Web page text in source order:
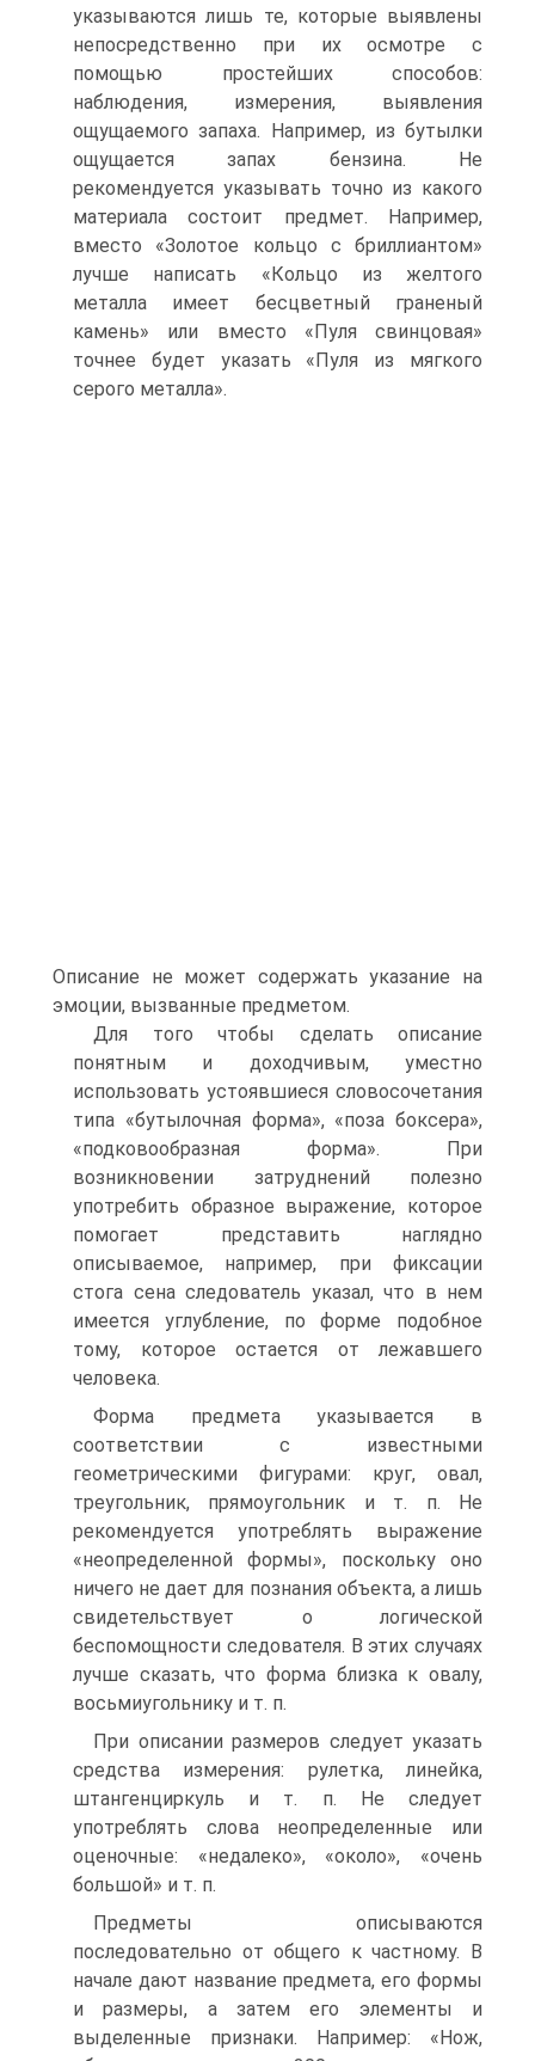
указываются лишь те, которые выявлены
непосредственно при их осмотре с
помощью простейших способов:
наблюдения, измерения, выявления
ощущаемого запаха. Например, из бутылки
ощущается запах бензина. Не
рекомендуется указывать точно из какого
материала состоит предмет. Например,
вместо «Золотое кольцо с бриллиантом»
лучше написать «Кольцо из желтого
металла имеет бесцветный граненый
камень» или вместо «Пуля свинцовая»
точнее будет указать «Пуля из мягкого
серого металла».
Описание не может содержать указание на
эмоции, вызванные предметом.
Для того чтобы сделать описание
понятным и доходчивым, уместно
использовать устоявшиеся словосочетания
типа «бутылочная форма», «поза боксера»,
«подковообразная форма». При
возникновении затруднений полезно
употребить образное выражение, которое
помогает представить наглядно
описываемое, например, при фиксации
стога сена следователь указал, что в нем
имеется углубление, по форме подобное
тому, которое остается от лежавшего
человека.
Форма предмета указывается в
соответствии с известными
геометрическими фигурами: круг, овал,
треугольник, прямоугольник и т. п. Не
рекомендуется употреблять выражение
«неопределенной формы», поскольку оно
ничего не дает для познания объекта, а лишь
свидетельствует о логической
беспомощности следователя. В этих случаях
лучше сказать, что форма близка к овалу,
восьмиугольнику и т. п.
При описании размеров следует указать
средства измерения: рулетка, линейка,
штангенциркуль и т. п. Не следует
употреблять слова неопределенные или
оценочные: «недалеко», «около», «очень
большой» и т. п.
Предметы описываются
последовательно от общего к частному. В
начале дают название предмета, его формы
и размеры, а затем его элементы и
выделенные признаки. Например: «Нож,